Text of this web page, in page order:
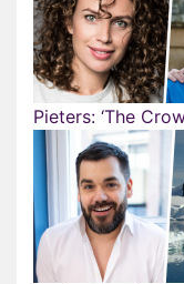
Pieters: ‘The